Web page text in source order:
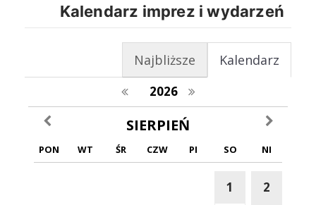
Kalendarz imprez i wydarzeń
Kalendarz
Najbliższe
poprzedni rok
2026 następny rok
poprzedni miesiącSIERPIEŃ następny
PON WT ŚR CZW PI SO NI
1
2